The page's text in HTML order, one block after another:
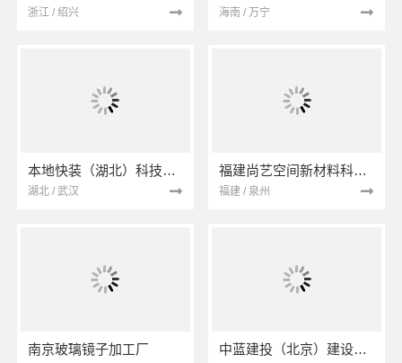
浙江 / 绍兴 海南 / 万宁
本地快装（湖北）科技有限公司
湖北 / 武汉
福建尚艺空间新材料科技有限公司
福建 / 泉州
南京玻璃镜子加工厂 中蓝建投（北京）建设有限公司四川第一分公司